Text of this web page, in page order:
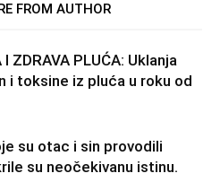
FROM AUTHOR
I ZDRAVA PLUĆA: Uklanja
i toksine iz pluća u roku od
su otac i sin provodili
su neočekivanu istinu.